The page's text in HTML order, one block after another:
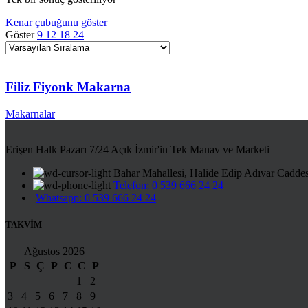
Kenar çubuğunu göster
Göster9 12 18 24
Filiz Fiyonk Makarna
Makarnalar
Erişen Halk Pazarı 7/24 Açık İzmir'in Tek Manav ve Marketi
Bahar Mahallesi, Halide Edip Adıvar
Telefon: 0 539 666 24 24
Whatsapp: 0 539 666 24 24
TAKVİM
Ağustos 2026
P
S Ç P C C
P
1
2
3
4 5 6 7 8
9